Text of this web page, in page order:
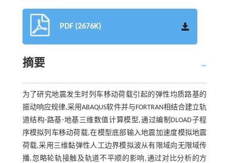
PDF (2676K)
摘要
为了研究地震发生时列车移动荷载引起的弹性均质路基的
振动响应规律,采用ABAQUS软件并与FORTRAN相结合建立轨
道结构-路基-地基三维数值计算模型,通过编制DLOAD子程
序模拟列车移动荷载,在模型底部输入地震加速度模拟地震
荷载,采用三维黏弹性人工边界模拟波从有限域向无限域传
播,忽略轮轨接触及轨道不平顺的影响,通过对比分析的方